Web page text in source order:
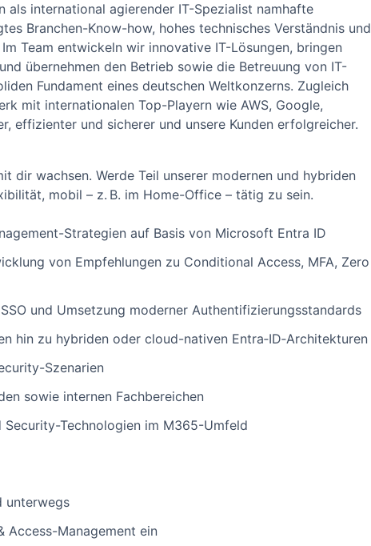
international agierender IT-Spezialist namhafte
Branchen-Know-how, hohes technisches Verständnis und
Team entwickeln wir innovative IT-Lösungen, bringen
übernehmen den Betrieb sowie die Betreuung von IT-
Fundament eines deutschen Weltkonzerns. Zugleich
mit internationalen Top-Playern wie AWS, Google,
effizienter und sicherer und unsere Kunden erfolgreicher.
dir wachsen. Werde Teil unserer modernen und hybriden
mobil – z. B. im Home-Office – tätig zu sein.
Strategien auf Basis von Microsoft Entra ID
von Empfehlungen zu Conditional Access, MFA, Zero
und Umsetzung moderner Authentifizierungsstandards
hin zu hybriden oder cloud-nativen Entra‑ID‑Architekturen
Szenarien
sowie internen Fachbereichen
Technologien im M365-Umfeld
unterwegs
Access-Management ein